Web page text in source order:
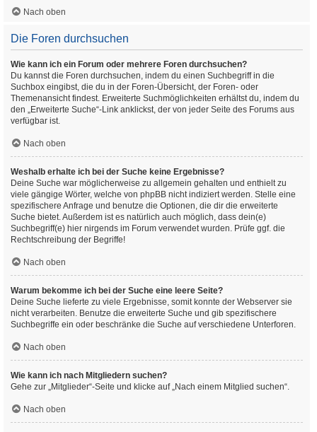
Nach oben
Die Foren durchsuchen
Wie kann ich ein Forum oder mehrere Foren durchsuchen?
Du kannst die Foren durchsuchen, indem du einen Suchbegriff in die
Suchbox eingibst, die du in der Foren-Übersicht, der Foren- oder
Themenansicht findest. Erweiterte Suchmöglichkeiten erhältst du, indem du
den „Erweiterte Suche“-Link anklickst, der von jeder Seite des Forums aus
verfügbar ist.
Nach oben
Weshalb erhalte ich bei der Suche keine Ergebnisse?
Deine Suche war möglicherweise zu allgemein gehalten und enthielt zu
viele gängige Wörter, welche von phpBB nicht indiziert werden. Stelle eine
spezifischere Anfrage und benutze die Optionen, die dir die erweiterte
Suche bietet. Außerdem ist es natürlich auch möglich, dass dein(e)
Suchbegriff(e) hier nirgends im Forum verwendet wurden. Prüfe ggf. die
Rechtschreibung der Begriffe!
Nach oben
Warum bekomme ich bei der Suche eine leere Seite?
Deine Suche lieferte zu viele Ergebnisse, somit konnte der Webserver sie
nicht verarbeiten. Benutze die erweiterte Suche und gib spezifischere
Suchbegriffe ein oder beschränke die Suche auf verschiedene Unterforen.
Nach oben
Wie kann ich nach Mitgliedern suchen?
Gehe zur „Mitglieder“-Seite und klicke auf „Nach einem Mitglied suchen“.
Nach oben